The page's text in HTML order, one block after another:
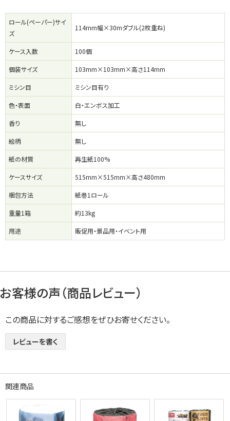
ロール(ペーパー)サイ
ズ
114mm幅×30mダブル(2枚重ね)
ケース入数 100個
個装サイズ 103mm×103mm×高さ114mm
ミシン目 ミシン目有り
色・表面 白・エンボス加工
香り 無し
絵柄 無し
紙の材質 再生紙100%
ケースサイズ 515mm×515mm×高さ480mm
梱包方法 紙巻1ロール
重量1箱 約13kg
用途 販促用・景品用・イベント用
お客様の声（商品レビュー）
この商品に対するご感想をぜひお寄せください。
レビューを書く
関連商品